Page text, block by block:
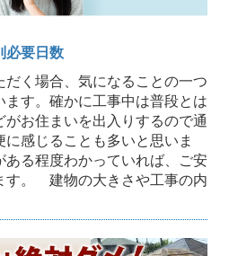
必要日数
く場合、気になることの一つ
ます。確かに工事中は普段とは
お住まいを出入りするので通
感じることも多いと思いま
ある程度わかっていれば、ご安
す。 建物の大きさや工事の内